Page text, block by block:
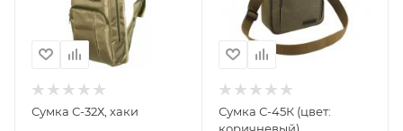
Сумка С-32Х, хаки
Сумка С-45К (цвет:
коричневый)